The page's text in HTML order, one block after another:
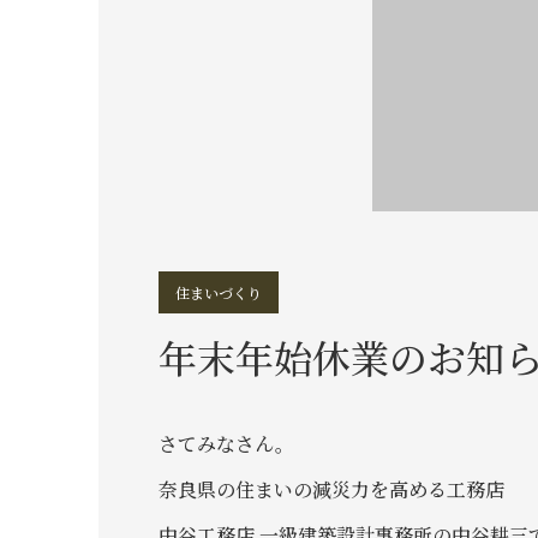
住まいづくり
年末年始休業のお知
さてみなさん。
奈良県の住まいの減災力を高める工務店